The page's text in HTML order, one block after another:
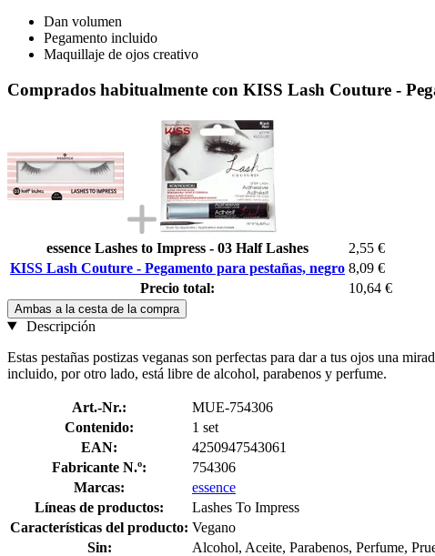
Dan volumen
Pegamento incluido
Maquillaje de ojos creativo
Comprados habitualmente con KISS Lash Couture -
essence Lashes to Impress - 03 Half Lashes
2,55 €
KISS Lash Couture - Pegamento para pestañas, negro 8,09 €
Precio total:
10,64 €
Ambas a la cesta de la compra
Descripción
Estas pestañas postizas veganas son perfectas para dar a tus ojos una
incluido, por otro lado, está libre de alcohol, parabenos y perfume.
Art.-Nr.:
MUE-754306
Contenido:
1 set
EAN:
4250947543061
Fabricante N.º:
754306
Marcas:
essence
Líneas de productos:
Lashes To Impress
Características del producto: Vegano
Sin:
Alcohol, Aceite, Parabenos, Perfume,